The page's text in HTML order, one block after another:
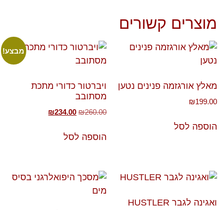
מוצרים קשורים
מאלץ אורגזמה פנינים נטען
₪199.00
הוספה לסל
מבצע!
ויברטור כדורי מתכת
מסתובב
₪260.00
₪234.00
הוספה לסל
ואגינה לגבר HUSTLER